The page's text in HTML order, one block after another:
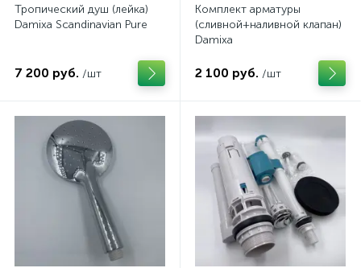
Тропический душ (лейка)
Damixa Scandinavian Pure
7 200 руб. /шт
Комплект арматуры
(сливной+наливной клапан)
Damixa
2 100 руб. /шт